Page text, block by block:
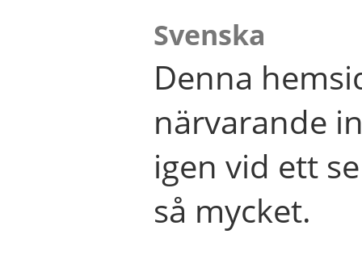
Svenska
Denna
närvarande
igen vid ett
så mycket.